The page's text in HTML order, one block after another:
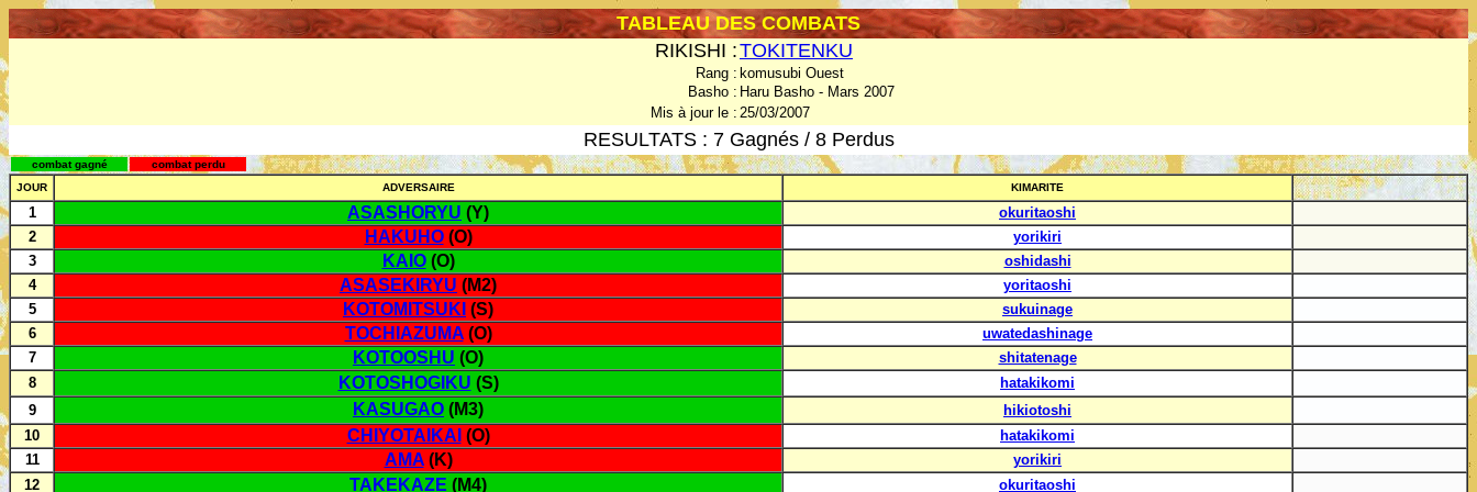
TABLEAU DES COMBATS
RIKISHI :TOKITENKU
Rang : komusubi Ouest
Basho : Haru Basho - Mars 2007
Mis à jour le : 25/03/2007
RESULTATS : 7 Gagnés / 8 Perdus
combat gagné
combat perdu
JOUR
ADVERSAIRE KIMARITE
1 ASASHORYU (Y)
okuritaoshi
2
HAKUHO(O)
yorikiri
3
KAIO(O)
oshidashi
4
ASASEKIRYU (M2)
yoritaoshi
5
KOTOMITSUKI (S)
sukuinage
6
TOCHIAZUMA(O)
uwatedashinage
7
KOTOOSHU (O)
shitatenage
8
KOTOSHOGIKU (S)
hatakikomi
9
KASUGAO (M3)
hikiotoshi
10
CHIYOTAIKAI (O)
hatakikomi
11
AMA(K)
yorikiri
12
TAKEKAZE (M4) okuritaoshi